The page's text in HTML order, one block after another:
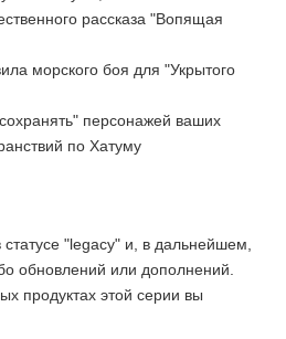
рассказа "Вопящая
морского боя для "Укрытого
персонажей ваших
по Хатуму
"legacy" и, в дальнейшем,
обновлений или дополнений.
продуктах этой серии вы